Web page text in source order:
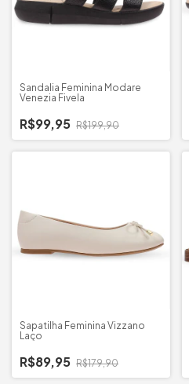
Sandalia Feminina Modare
Venezia Fivela
R$99,95 R$199,90
Sapatilha Feminina Vizzano
Laço
R$89,95 R$179,90